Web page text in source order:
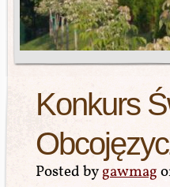
Konkurs
Posted bygawmag